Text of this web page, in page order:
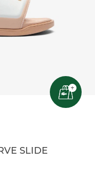
+
SLIDE